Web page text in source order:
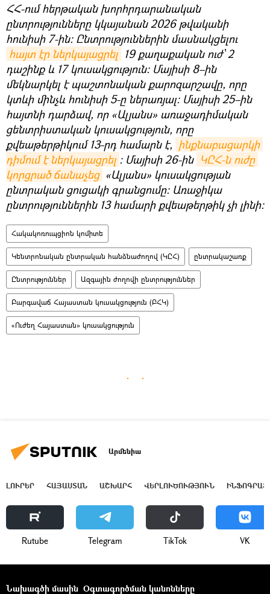
ՀՀ-ում հերթական խորհրդարանական
ընտրությունները կկայանան 2026 թվականի
հունիսի 7-ին։ Ընտրություններին մասնակցելու
հայտ էր ներկայացրել 19 քաղաքական ուժ՝ 2
դաշինք և 17 կուսակցություն։ Մայիսի 8–ին
մեկնարկել է պաշտոնական քարոզարշավը, որը
կտևի մինչև հունիսի 5-ը ներառյալ։ Մայիսի 25–ին
հայտնի դարձավ, որ «Ալյանս» առաջադիմական
ցենտրիստական կուսակցություն, որը
քվեաթերթիկում 13-րդ համարն է, ինքնաբացարկի
դիմում է ներկայացրել ։ Մայիսի 26-ին ԿԸՀ-ն ուժը
կորցրած ճանաչեց «Ալյանս» կուսակցության
ընտրական ցուցակի գրանցումը։ Առաջիկա
ընտրություններին 13 համարի քվեաթերթիկ չի լինի։
Հակակոռուպցիոն կոմիտե
Կենտրոնական ընտրական հանձնաժողով (ԿԸՀ) ընտրակաշառք
Ընտրություններ Ազգային ժողովի ընտրություններ
Բարգավաճ Հայաստան կուսակցություն (ԲՀԿ)
«Ուժեղ Հայաստան» կուսակցություն
Արմենիա
ԼՈՒՐԵՐ ՀԱՅԱՍՏԱՆ ԱՇԽԱՐՀ ՎԵՐԼՈՒԾՈՒԹՅՈՒՆ
Rutube Telegram ТikТоk VK
Նախագծի մասին Օգտագործման կանոնները